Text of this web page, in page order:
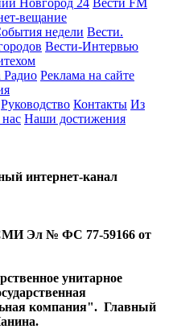
Новгород 24 Вести FM
вещание
недели Вести.
Вести-Интервью
Радио Реклама на сайте
Руководство Контакты Из
Наши достижения
интернет-канал
СМИ Эл № ФС 77-59166 от
унитарное
компания". Главный